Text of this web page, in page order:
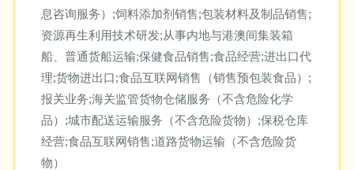
息咨询服务）;饲料添加剂销售;包装材料及制品销售;
资源再生利用技术研发;从事内地与港澳间集装箱
船、普通货船运输;保健食品销售;食品经营;进出口代
理;货物进出口;食品互联网销售（销售预包装食品）;
报关业务;海关监管货物仓储服务（不含危险化学
品）;城市配送运输服务（不含危险货物）;保税仓库
经营;食品互联网销售;道路货物运输（不含危险货
物）